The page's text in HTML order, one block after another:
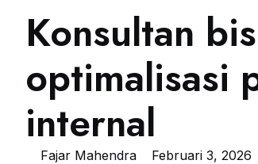
Konsultan
optimalisasi
internal
Fajar Mahendra Februari 3, 2026